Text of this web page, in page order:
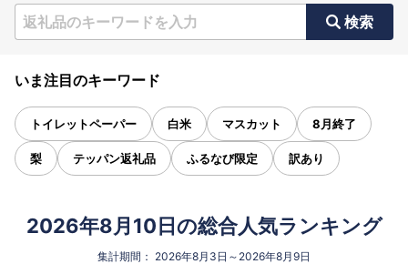
検索
いま注目のキーワード
トイレットペーパー 白米 マスカット 8月終了
梨 テッパン返礼品 ふるなび限定 訳あり
2026年8月10日の総合人気ランキング
集計期間： 2026年8月3日～2026年8月9日